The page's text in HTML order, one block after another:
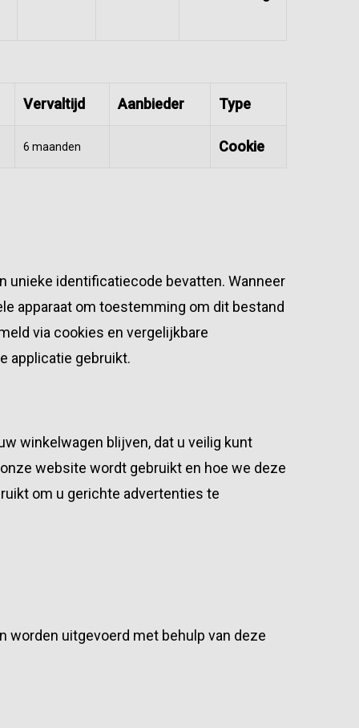
Vervaltijd Aanbieder Type
6 maanden Cookie
identificatiecode bevatten. Wanneer
apparaat om toestemming om dit bestand
via cookies en vergelijkbare
applicatie gebruikt.
winkelwagen blijven, dat u veilig kunt
website wordt gebruikt en hoe we deze
om u gerichte advertenties te
worden uitgevoerd met behulp van deze